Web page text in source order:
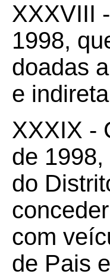
XXXVIII
1998,
doadas
e
XXXIX -
de
do
com
de Pais